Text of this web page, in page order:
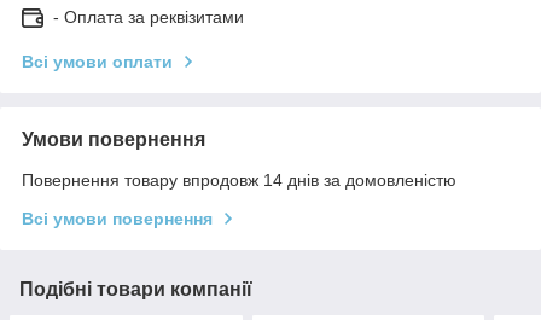
- Оплата за реквізитами
Всі умови оплати
Умови повернення
Повернення товару впродовж 14 днів за домовленістю
Всі умови повернення
Подібні товари компанії